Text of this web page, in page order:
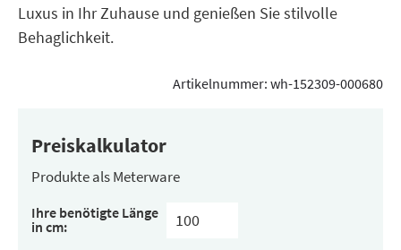
Luxus in Ihr Zuhause und genießen Sie stilvolle
Behaglichkeit.
Artikelnummer: wh-152309-000680
Preiskalkulator
Produkte als Meterware
Ihre benötigte Länge
in cm: